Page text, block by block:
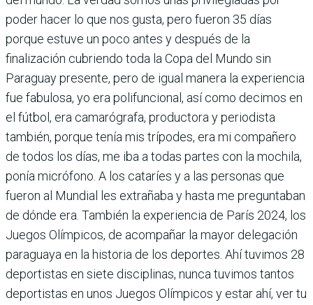
poder hacer lo que nos gusta, pero fueron 35 días
porque estuve un poco antes y después de la
finalización cubriendo toda la Copa del Mundo sin
Paraguay presente, pero de igual manera la experiencia
fue fabulosa, yo era polifuncional, así como decimos en
el fútbol, era camarógrafa, productora y periodista
también, porque tenía mis trípodes, era mi compañero
de todos los días, me iba a todas partes con la mochila,
ponía micrófono. A los cataríes y a las personas que
fueron al Mundial les extrañaba y hasta me preguntaban
de dónde era. También la experiencia de París 2024, los
Juegos Olímpicos, de acompañar la mayor delegación
paraguaya en la historia de los deportes. Ahí tuvimos 28
deportistas en siete disciplinas, nunca tuvimos tantos
deportistas en unos Juegos Olímpicos y estar ahí, ver tu